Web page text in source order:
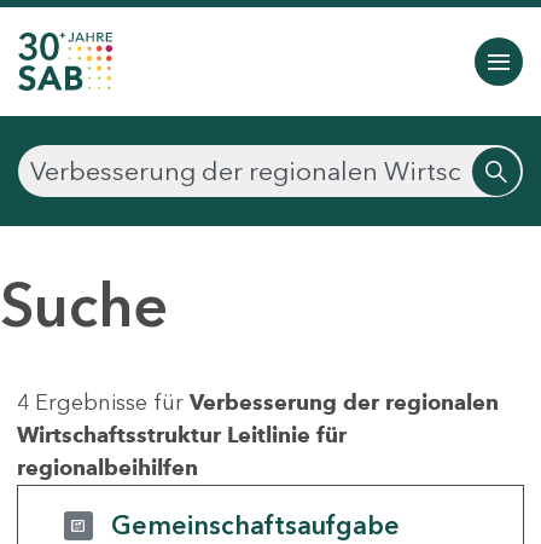
Suche
4 Ergebnisse für Verbesserung der regionalen
Wirtschaftsstruktur Leitlinie für
regionalbeihilfen
Gemeinschaftsaufgabe